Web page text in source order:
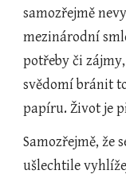
samozřejmě
mezinárodní
potřeby či
svědomí bránit
papíru. Život je
Samozřejmě, že
ušlechtile